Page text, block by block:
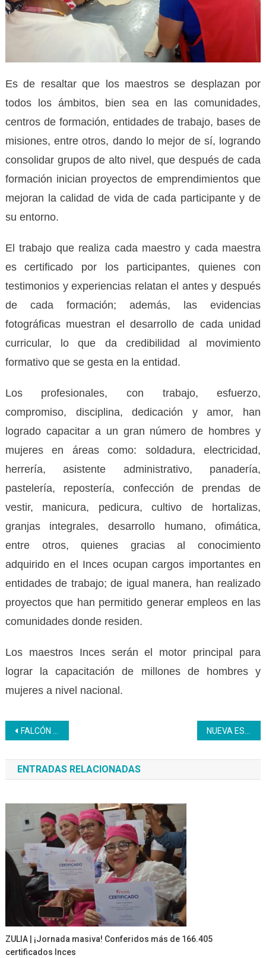
Es de resaltar que los maestros se desplazan por
todos los ámbitos, bien sea en las comunidades,
centros de formación, entidades de trabajo, bases de
misiones, entre otros, dando lo mejor de sí, logrando
consolidar grupos de alto nivel, que después de cada
formación inician proyectos de emprendimientos que
mejoran la calidad de vida de cada participante y de
su entorno.
El trabajo que realiza cada maestro y cada maestra
es certificado por los participantes, quienes con
testimonios y experiencias relatan el antes y después
de cada formación; además, las evidencias
fotográficas muestran el desarrollo de cada unidad
curricular, lo que da credibilidad al movimiento
formativo que se gesta en la entidad.
Los profesionales, con trabajo, esfuerzo,
compromiso, disciplina, dedicación y amor, han
logrado capacitar a un gran número de hombres y
mujeres en áreas como: soldadura, electricidad,
herrería, asistente administrativo, panadería,
pastelería, repostería, confección de prendas de
vestir, manicura, pedicura, cultivo de hortalizas,
granjas integrales, desarrollo humano, ofimática,
entre otros, quienes gracias al conocimiento
adquirido en el Inces ocupan cargos importantes en
entidades de trabajo; de igual manera, han realizado
proyectos que han permitido generar empleos en las
comunidades donde residen.
Los maestros Inces serán el motor principal para
lograr la capacitación de millones de hombres y
mujeres a nivel nacional.
Navegación
de
entradas
FALCÓN | Inces avanza con programa de certificación y capacitación dirigido a los artesanos del barro
ENTRADAS RELACIONADAS
ZULIA | ¡Jornada masiva! Conferidos más de 166.405
certificados Inces